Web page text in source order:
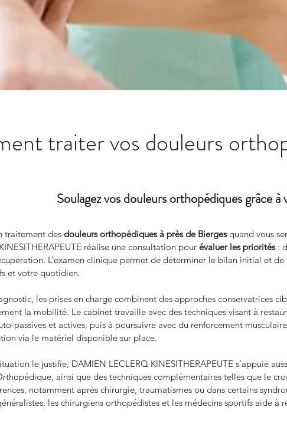
traiter vos douleurs
Soulagez vos douleurs orthopédiques grâce
traitement des douleurs orthopédiques à près de Bierges quand vous
réalise une consultation pour évaluer les priorités :
L’examen clinique permet de déterminer le bilan initial et de
et votre quotidien.
les prises en charge combinent des approches conservatrices
la mobilité. Le cabinet travaille avec des techniques visant à
passives et actives, puis à poursuivre avec du renforcement
via le matériel disponible sur place.
le justifie, DAMIEN LECLERQ KINESITHERAPEUTE s’appuie
ainsi que des techniques complémentaires telles que le
notamment après chirurgie, traumatismes ou dans certains
les chirurgiens orthopédistes et les médecins sportifs aide à